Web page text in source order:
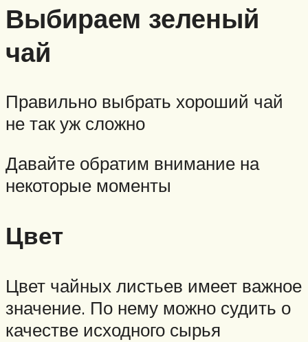
Выбираем зеленый
чай
Правильно выбрать хороший чай
не так уж сложно
Давайте обратим внимание на
некоторые моменты
Цвет
Цвет чайных листьев имеет важное
значение. По нему можно судить о
качестве исходного сырья